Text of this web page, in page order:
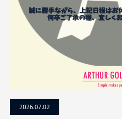
2026.07.02